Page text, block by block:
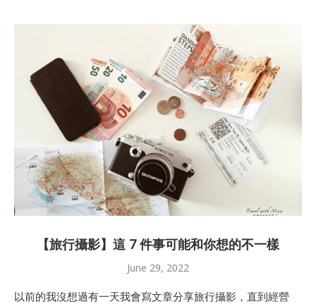
【旅行攝影】這 7 件事可能和你想的不一樣
June 29, 2022
以前的我沒想過有一天我會寫文章分享旅行攝影，直到經營